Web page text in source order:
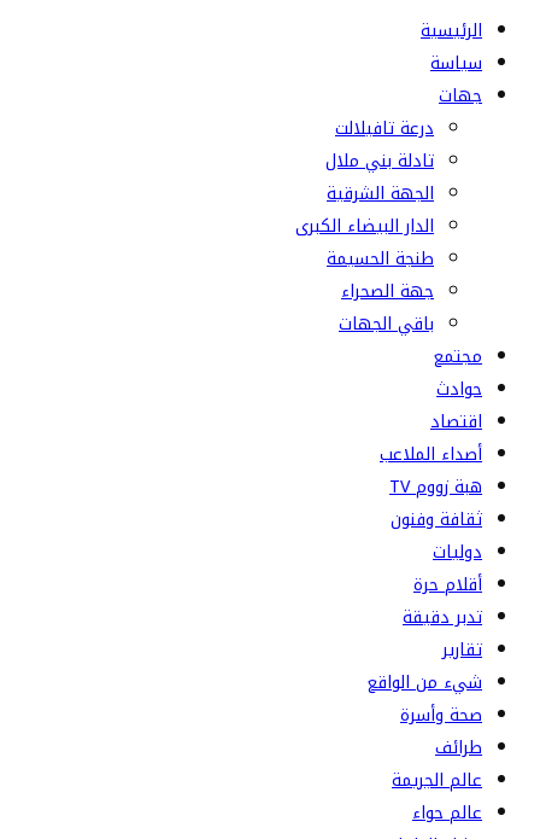
الرئيسية
سياسة
جهات
درعة تافيلالت
تادلة بني ملال
الجهة الشرقية
الدار البيضاء الكبرى
طنجة الحسيمة
جهة الصحراء
باقي الجهات
مجتمع
حوادث
اقتصاد
أصداء الملاعب
هبة زووم TV
ثقافة وفنون
دوليات
أقلام حرة
تدبر دقيقة
تقارير
شيء من الواقع
صحة وأسرة
طرائف
عالم الجريمة
عالم حواء